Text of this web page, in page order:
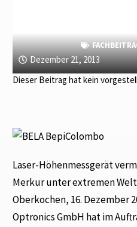
Dezember 21, 2013
Dieser Beitrag hat kein
Laser-Höhenmessgerät
Merkur unter extremen
Oberkochen, 16. Dezember
Optronics GmbH hat im